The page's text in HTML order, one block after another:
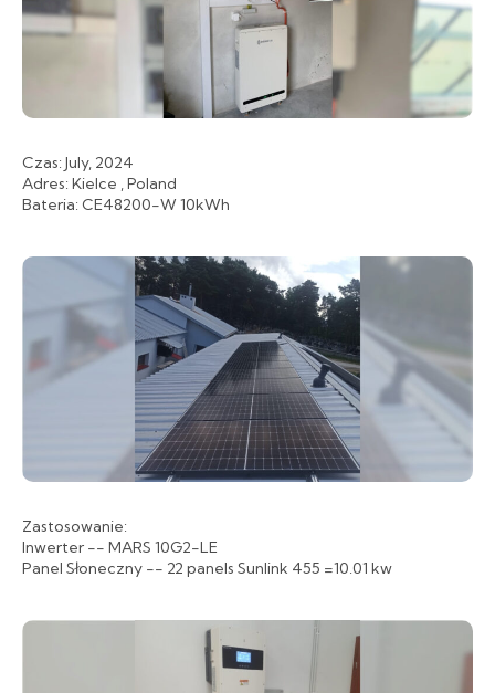
Czas: July, 2024
Adres: Kielce , Poland
Bateria: CE48200-W 10kWh
Zastosowanie:
Inwerter -- MARS 10G2-LE
Panel Słoneczny -- 22 panels Sunlink 455 =10.01 kw